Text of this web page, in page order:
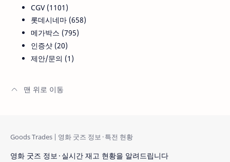
CGV 1101
롯데시네마 658
메가박스 795
인증샷 20
제안/문의
1
영화 굿즈 정보 · 실시간 재고 현황을 알려드립니다